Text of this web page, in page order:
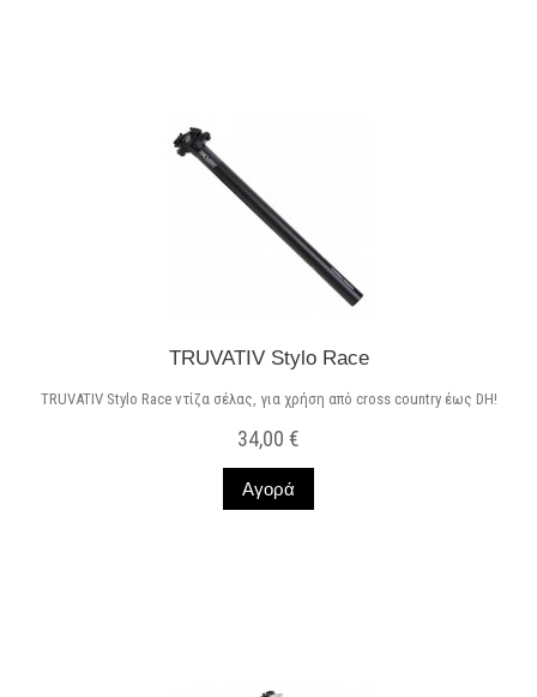
TRUVATIV Stylo Race
TRUVATIV Stylo Race ντίζα σέλας, για χρήση από cross country έως DH!
34,00 €
Αγορά